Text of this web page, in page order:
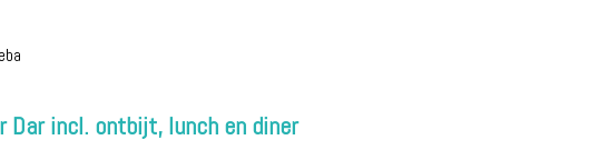
Dar incl. ontbijt, lunch en diner